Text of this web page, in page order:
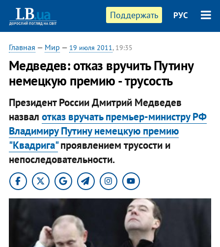
Поддержать РУС
Главная — Мир — 19 июля 2011, 19:35
Медведев: отказ вручить Путину
немецкую премию - трусость
Президент России Дмитрий Медведев
назвал отказ вручать премьер-министру РФ
Владимиру Путину немецкую премию
"Квадрига"проявлением трусости и
непоследовательности.